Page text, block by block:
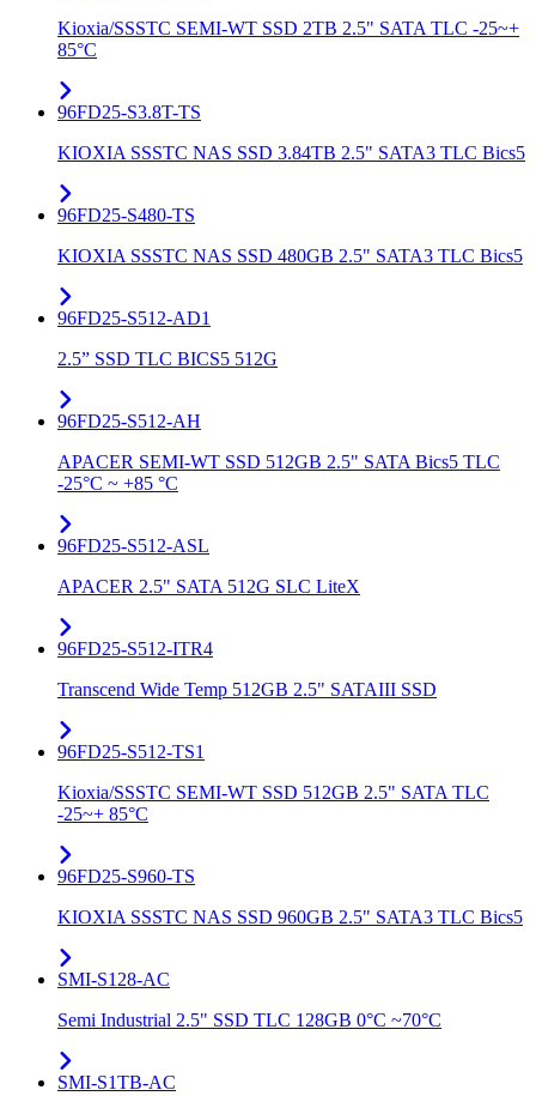
Kioxia/SSSTC SEMI-WT SSD 2TB 2.5" SATA TLC -25~+
85°C
96FD25-S3.8T-TS
KIOXIA SSSTC NAS SSD 3.84TB 2.5" SATA3 TLC Bics5
96FD25-S480-TS
KIOXIA SSSTC NAS SSD 480GB 2.5" SATA3 TLC Bics5
96FD25-S512-AD1
2.5” SSD TLC BICS5 512G
96FD25-S512-AH
APACER SEMI-WT SSD 512GB 2.5" SATA Bics5 TLC
-25°C ~ +85 °C
96FD25-S512-ASL
APACER 2.5" SATA 512G SLC LiteX
96FD25-S512-ITR4
Transcend Wide Temp 512GB 2.5" SATAIII SSD
96FD25-S512-TS1
Kioxia/SSSTC SEMI-WT SSD 512GB 2.5" SATA TLC
-25~+ 85°C
96FD25-S960-TS
KIOXIA SSSTC NAS SSD 960GB 2.5" SATA3 TLC Bics5
SMI-S128-AC
Semi Industrial 2.5" SSD TLC 128GB 0°C ~70°C
SMI-S1TB-AC